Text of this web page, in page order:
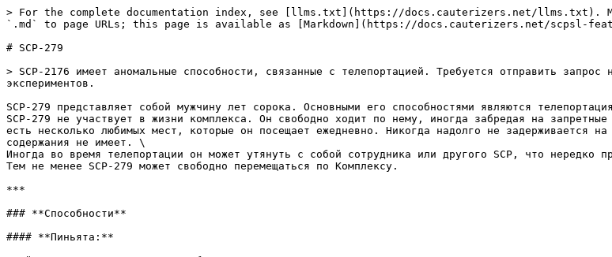
> For the complete documentation index, see [llms.txt](https://docs.cauterizers.net/llms.txt).
`.md` to page URLs; this page is available as [Markdown](https://docs.cauterizers.net/scpsl-
# SCP-279
> SCP-2176 имеет аномальные способности, связанные с телепортацией. Требуется отправить
экспериментов.
SCP-279 представляет собой мужчину лет сорока. Основными его способностями являются
SCP-279 не участвует в жизни комплекса. Он свободно ходит по нему, иногда забредая на
есть несколько любимых мест, которые он посещает ежедневно. Никогда надолго не задерживается
содержания не имеет. \
Иногда во время телепортации он может утянуть с собой сотрудника или другого SCP, что нередко
Тем не менее SCP-279 может свободно перемещаться по Комплексу.
***
### **Способности**
#### **Пиньята:**